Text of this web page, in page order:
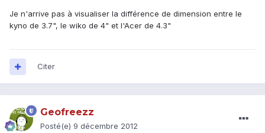
Je n'arrive pas à visualiser la différence de dimension entre le
kyno de 3.7", le wiko de 4" et l'Acer de 4.3"
Citer
Geofreezz
Posté(e) 9 décembre 2012